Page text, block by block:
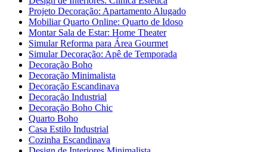
Projeto Decoração: Apartamento Alugado
Mobiliar Quarto Online: Quarto de Idoso
Montar Sala de Estar: Home Theater
Simular Reforma para Área Gourmet
Simular Decoração: Apê de Temporada
Decoração Boho
Decoração Minimalista
Decoração Escandinava
Decoração Industrial
Decoração Boho Chic
Quarto Boho
Casa Estilo Industrial
Cozinha Escandinava